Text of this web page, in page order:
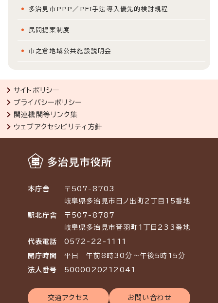
多治見市PPP／PFI手法導入優先的検討規程
民間提案制度
市之倉地域公共施設説明会
サイトポリシー
プライバシーポリシー
関連機関等リンク集
ウェブアクセシビリティ方針
多治見市役所
本庁舎
〒507-8703
岐阜県多治見市日ノ出町2丁目15番地
駅北庁舎
〒507-8787
岐阜県多治見市音羽町1丁目233番地
代表電話 0572-22-1111
開庁時間 平日 午前8時30分～午後5時15分
法人番号 5000020212041
交通アクセス お問い合わせ